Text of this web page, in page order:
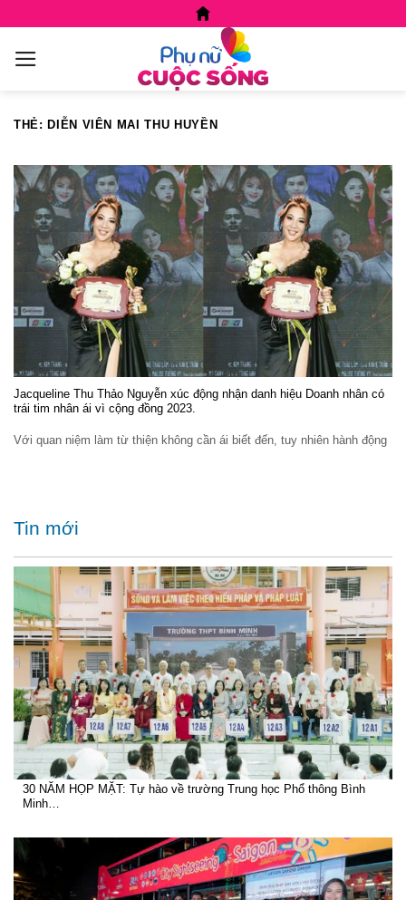
content
THẺ: DIỄN VIÊN MAI THU HUYỀN
Jacqueline Thu Thảo Nguyễn xúc động nhận danh hiệu Doanh nhân có
trái tim nhân ái vì cộng đồng 2023.
Với quan niệm làm từ thiện không cần ái biết đến, tuy nhiên hành động
Tin mới
30 NĂM HỌP MẶT: Tự hào về trường Trung học Phổ thông Bình
Minh…